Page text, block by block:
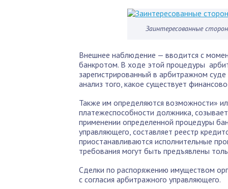
Заинтересованные
Внешнее наблюдение — вводится с
банкротом. В ходе этой процедуры
зарегистрированный в арбитражном
анализ того, какое существует
Также им определяются возможности»
платежеспособности должника,
применении определенной процедуры
управляющего, составляет реестр
приостанавливаются исполнительные
требования могут быть предъявлены
Сделки по распоряжению имуществом
с согласия арбитражного управляющего.